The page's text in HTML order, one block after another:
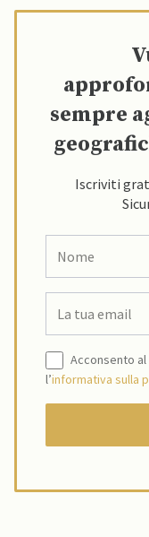
sempre
Iscriviti
Acconsento
l’informativa sulla